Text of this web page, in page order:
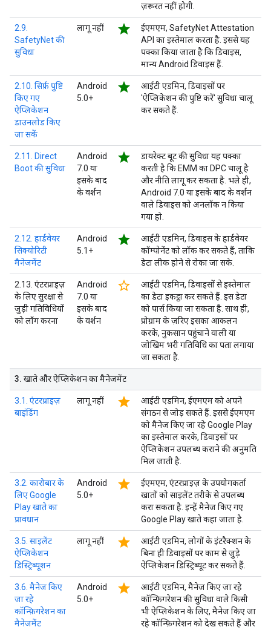
ज़रूरत नहीं होगी.
2.9.
SafetyNet की
सुविधा
लागू नहीं star
ईएमएम, SafetyNet Attestation
API का इस्तेमाल करता है. इससे यह
पक्का किया जाता है कि डिवाइस,
मान्य Android डिवाइस हैं.
2.10. सिर्फ़ पुष्टि
किए गए
ऐप्लिकेशन
डाउनलोड किए
जा सकें
Android
5.0+
star
आईटी एडमिन, डिवाइसों पर
'ऐप्लिकेशन की पुष्टि करें' सुविधा चालू
कर सकते हैं.
2.11. Direct
Boot की सुविधा
Android
7.0 या
इसके बाद
के वर्शन
star
डायरेक्ट बूट की सुविधा यह पक्का
करती है कि EMM का DPC चालू है
और नीति लागू कर सकता है. भले ही,
Android 7.0 या इसके बाद के वर्शन
वाले डिवाइस को अनलॉक न किया
गया हो.
2.12. हार्डवेयर
सिक्योरिटी
मैनेजमेंट
Android
5.1+
star
आईटी एडमिन, डिवाइस के हार्डवेयर
कॉम्पोनेंट को लॉक कर सकते हैं, ताकि
डेटा लीक होने से रोका जा सके.
2.13. एंटरप्राइज़
के लिए सुरक्षा से
जुड़ी गतिविधियों
को लॉग करना
Android
7.0 या
इसके बाद
के वर्शन
star_border
आईटी एडमिन, डिवाइसों से इस्तेमाल
का डेटा इकट्ठा कर सकते हैं. इस डेटा
को पार्स किया जा सकता है. साथ ही,
प्रोग्राम के ज़रिए इसका आकलन
करके, नुकसान पहुंचाने वाली या
जोखिम भरी गतिविधि का पता लगाया
जा सकता है.
3. खाते और ऐप्लिकेशन का मैनेजमेंट
3.1. एंटरप्राइज़
बाइंडिंग
लागू नहीं star
आईटी एडमिन, ईएमएम को अपने
संगठन से जोड़ सकते हैं. इससे ईएमएम
को मैनेज किए जा रहे Google Play
का इस्तेमाल करके, डिवाइसों पर
ऐप्लिकेशन उपलब्ध कराने की अनुमति
मिल जाती है.
3.2. कारोबार के
लिए Google
Play खाते का
प्रावधान
Android
5.0+
star
ईएमएम, एंटरप्राइज़ के उपयोगकर्ता
खातों को साइलेंट तरीके से उपलब्ध
करा सकता है. इन्हें मैनेज किए गए
Google Play खाते कहा जाता है.
3.5. साइलेंट
ऐप्लिकेशन
डिस्ट्रिब्यूशन
लागू नहीं star
आईटी एडमिन, लोगों के इंटरैक्शन के
बिना ही डिवाइसों पर काम से जुड़े
ऐप्लिकेशन डिस्ट्रिब्यूट कर सकते हैं.
3.6. मैनेज किए
जा रहे
कॉन्फ़िगरेशन का
मैनेजमेंट
Android
5.0+
star
आईटी एडमिन, मैनेज किए जा रहे
कॉन्फ़िगरेशन की सुविधा वाले किसी
भी ऐप्लिकेशन के लिए, मैनेज किए जा
रहे कॉन्फ़िगरेशन को देख सकते हैं और